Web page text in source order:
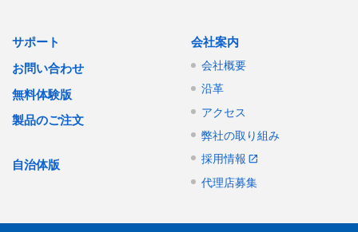
サポート
お問い合わせ
無料体験版
製品のご注文
自治体版
会社案内
会社概要
沿革
アクセス
弊社の取り組み
採用情報
代理店募集